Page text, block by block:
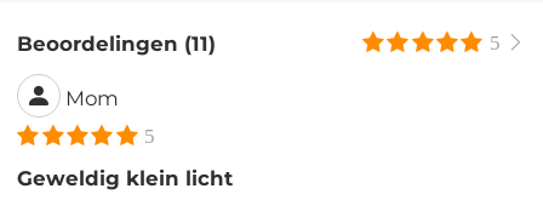
Beoordelingen (11) 5
Mom
5
Geweldig klein licht